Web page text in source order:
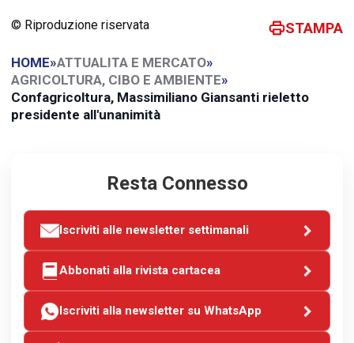
© Riproduzione riservata STAMPA
HOME»ATTUALITA E MERCATO»
AGRICOLTURA, CIBO E AMBIENTE»
Confagricoltura, Massimiliano Giansanti rieletto
presidente all'unanimità
Resta Connesso
Iscriviti alle newsletter settimanali
Abbonati alla rivista cartacea
Iscriviti alla newsletter su WhatsApp